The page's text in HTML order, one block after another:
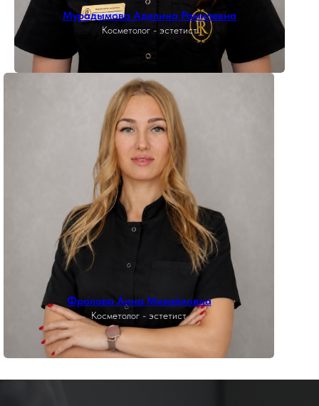
Мурадымова Аделина Рамилевна
Косметолог - эстетист
Фролова Анна Михайловна
Косметолог - эстетист